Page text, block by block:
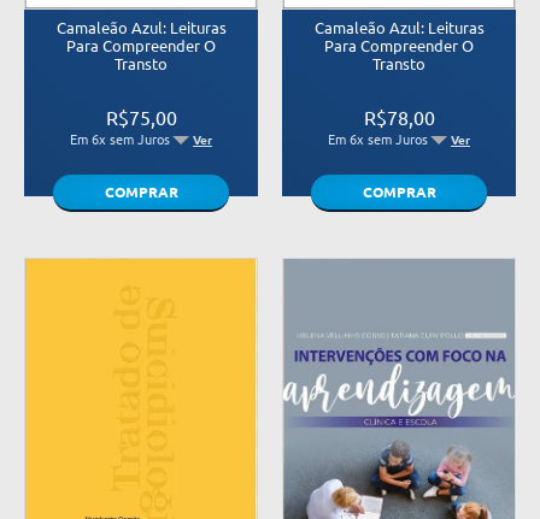
Camaleão Azul: Leituras
Para Compreender O
Transto
R$75,00
Em 6x sem Juros Ver
COMPRAR
Camaleão Azul: Leituras
Para Compreender O
Transto
R$78,00
Em 6x sem Juros Ver
COMPRAR